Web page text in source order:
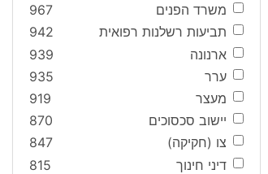
משרד הפנים
967
תביעות רשלנות רפואית
942
ארנונה
939
ערר
935
מעצר
919
יישוב סכסוכים
870
צו (חקיקה)
847
דיני חינוך
815